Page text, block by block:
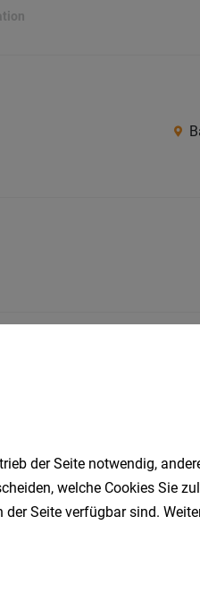
und Urlaubsort einen
der Seite notwendig,
welche Cookies Sie
Seite verfügbar sind.